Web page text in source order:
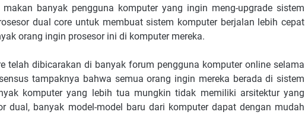
banyak pengguna komputer yang ingin meng-upgrade sistem
dual core untuk membuat sistem komputer berjalan lebih cepat
orang ingin prosesor ini di komputer mereka.
telah dibicarakan di banyak forum pengguna komputer online selama
tampaknya bahwa semua orang ingin mereka berada di sistem
komputer yang lebih tua mungkin tidak memiliki arsitektur yang
dual, banyak model-model baru dari komputer dapat dengan mudah